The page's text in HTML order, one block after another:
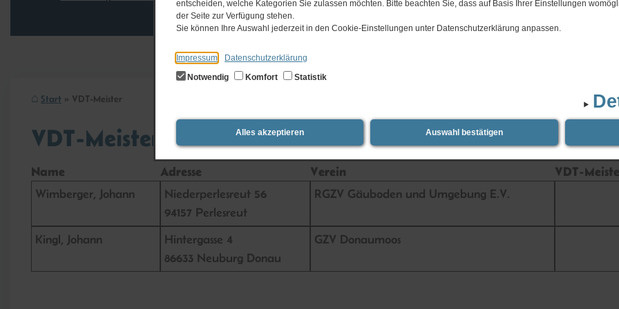
entscheiden, welche Kategorien Sie zulassen möchten. Bitte beachten Sie, dass auf Basis Ihrer Einstellungen
der Seite zur Verfügung stehen.
Sie können Ihre Auswahl jederzeit in den Cookie-Einstellungen unter Datenschutzerklärung anpassen.
Impressum
Datenschutzerklärung
Notwendig
Komfort Statistik
Alles akzeptieren Auswahl bestätigen
Start VDT-Meister
VDT-Meister
Name Adresse Verein VDT-
Wimberger, Johann
Niederperlesreut 56
94157 Perlesreut
RGZV Gäuboden und Umgebung E.V.
Kingl, Johann
Hintergasse 4
86633 Neuburg Donau
GZV Donaumoos